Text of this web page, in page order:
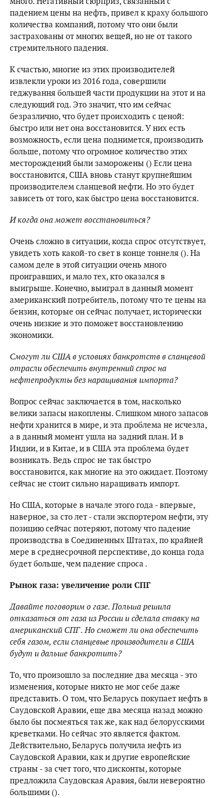
падением цены на нефть, привел к краху большого
количества компаний, потому что они были
застрахованы от многих вещей, но не от такого
стремительного падения.
К счастью, многие из этих производителей
извлекли уроки из 2016 года, совершили
геджування большей части продукции на этот и на
следующий год. Это значит, что им сейчас
безразлично, что будет происходить с ценой:
быстро или нет она восстановится. У них есть
возможность, если цена поднимется, производить
больше, потому что огромное количество этих
месторождений были заморожены () Если цена
восстановится, США вновь станут крупнейшим
производителем сланцевой нефти. Но это будет
зависеть от того, как быстро цена восстановится.
И когда она может восстановиться?
Очень сложно в ситуации, когда спрос отсутствует,
увидеть хоть какой-то свет в конце тоннеля (). На
самом деле в этой ситуации очень много
проигравших, и мало тех, кто оказался в
выигрыше. Конечно, выиграл в данный момент
американский потребитель, потому что те цены на
бензин, которые он сейчас получает, исторически
очень низкие и это поможет восстановлению
экономики.
Смогут ли США в условиях банкротств в сланцевой
отрасли обеспечить внутренний спрос на
нефтепродукты без наращивания импорта?
Вопрос сейчас заключается в том, насколько
велики запасы накоплены. Слишком много запасов
нефти хранится в мире, и эта проблема не исчезла,
а в данный момент ушла на задний план. И в
Индии, и в Китае, и в США эта проблема будет
возникать. Ведь спрос не так быстро
восстановится, как многие на это ожидает. Поэтому
сейчас не стоит сильно наращивать импорт.
Но США, которые в начале этого года - впервые,
наверное, за сто лет - стали экспортером нефти, эту
позицию сейчас потеряют, потому что падение
производства в Соединенных Штатах, по крайней
мере в среднесрочной перспективе, до конца года
будет больше, чем падение спроса .
Рынок газа: увеличение роли СПГ
Давайте поговорим о газе. Польша решила
отказаться от газа из России и сделала ставку на
американский СПГ . Но сможет ли она обеспечить
себя газом, если сланцевые производители в США
будут и дальше банкротить?
То, что произошло за последние два месяца - это
изменения, которые никто не мог себе даже
представить. О том, что Беларусь покупает нефть в
Саудовской Аравии, еще два месяца назад можно
было бы посмеяться так же, как над белорусскими
креветками. Но сейчас это является фактом.
Действительно, Беларусь получила нефть из
Саудовской Аравии, как и другие европейские
страны - за счет того, что дисконты, которые
предложила Саудовская Аравия, были невероятно
большими ().